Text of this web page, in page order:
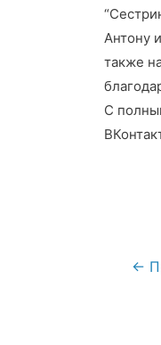
Антону
также
С
←